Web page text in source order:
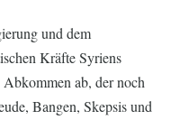
und dem
Kräfte Syriens
ab, der noch
Bangen, Skepsis und